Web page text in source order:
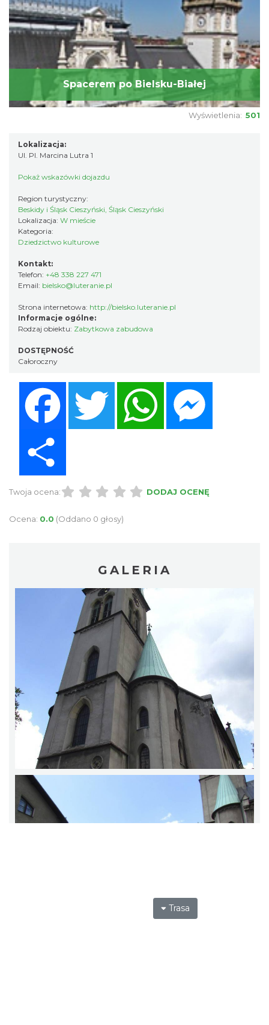
Spacerem po Bielsku-Białej
Wyświetlenia: 501
Lokalizacja:
Ul. Pl. Marcina Lutra 1
Pokaż wskazówki dojazdu
Region turystyczny:
Beskidy i Śląsk Cieszyński, Śląsk Cieszyński
Lokalizacja: W mieście
Kategoria:
Dziedzictwo kulturowe
Kontakt:
Telefon: +48 338 227 471
Email: bielsko@luteranie.pl
Strona internetowa: http://bielsko.luteranie.pl
Informacje ogólne:
Rodzaj obiektu: Zabytkowa zabudowa
DOSTĘPNOŚĆ
Całoroczny
Twitter WhatsApp
Twoja ocena: DODAJ OCENĘ
Ocena: 0.0 (Oddano 0 głosy)
GALERIA
Trasa